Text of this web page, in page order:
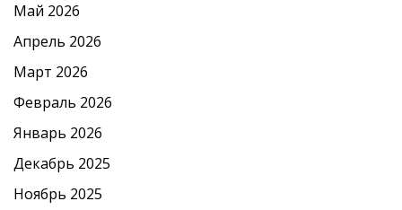
Май 2026
Апрель 2026
Март 2026
Февраль 2026
Январь 2026
Декабрь 2025
Ноябрь 2025